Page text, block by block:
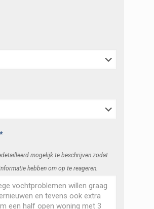
mogelijk te beschrijven zodat
hebben om op te reageren.